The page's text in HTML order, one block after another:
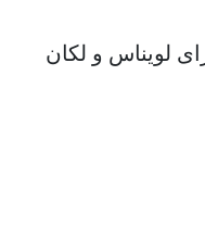
لویناس و لکان